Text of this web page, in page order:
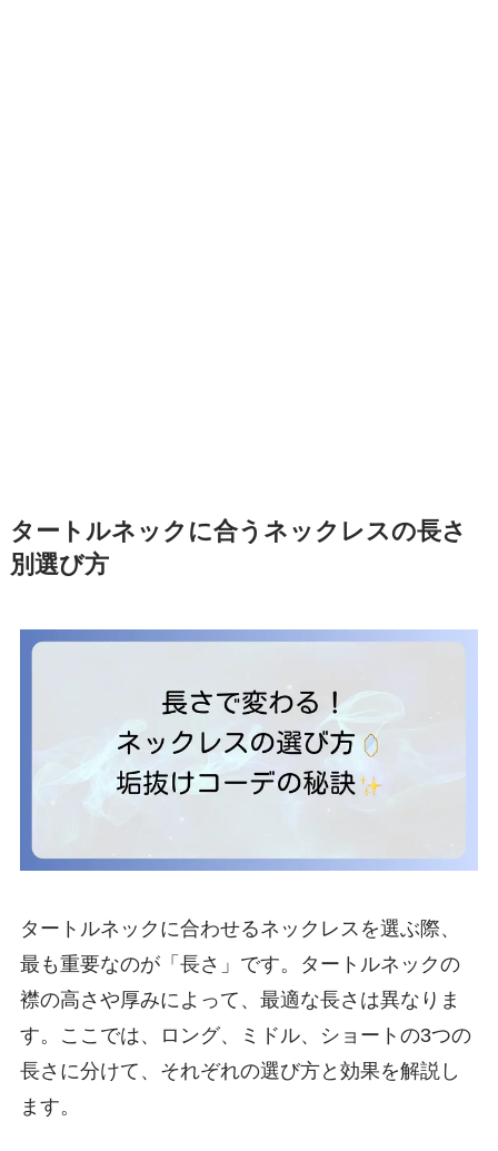
タートルネックに合うネックレスの長さ
別選び方
タートルネックに合わせるネックレスを選ぶ際、
最も重要なのが「長さ」です。タートルネックの
襟の高さや厚みによって、最適な長さは異なりま
す。ここでは、ロング、ミドル、ショートの3つの
長さに分けて、それぞれの選び方と効果を解説し
ます。